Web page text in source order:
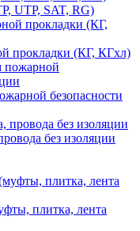
UTP, SAT, RG)
прокладки (КГ, КГхл)
безопасности
без изоляции
плитка, лента